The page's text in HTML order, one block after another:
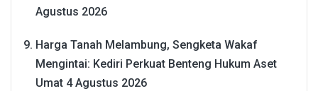
Agustus 2026
Harga Tanah Melambung, Sengketa Wakaf
Mengintai: Kediri Perkuat Benteng Hukum Aset
Umat 4 Agustus 2026